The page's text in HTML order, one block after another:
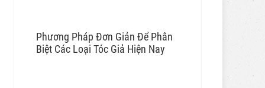
Phương Pháp Đơn Giản Để Phân
Biệt Các Loại Tóc Giả Hiện Nay